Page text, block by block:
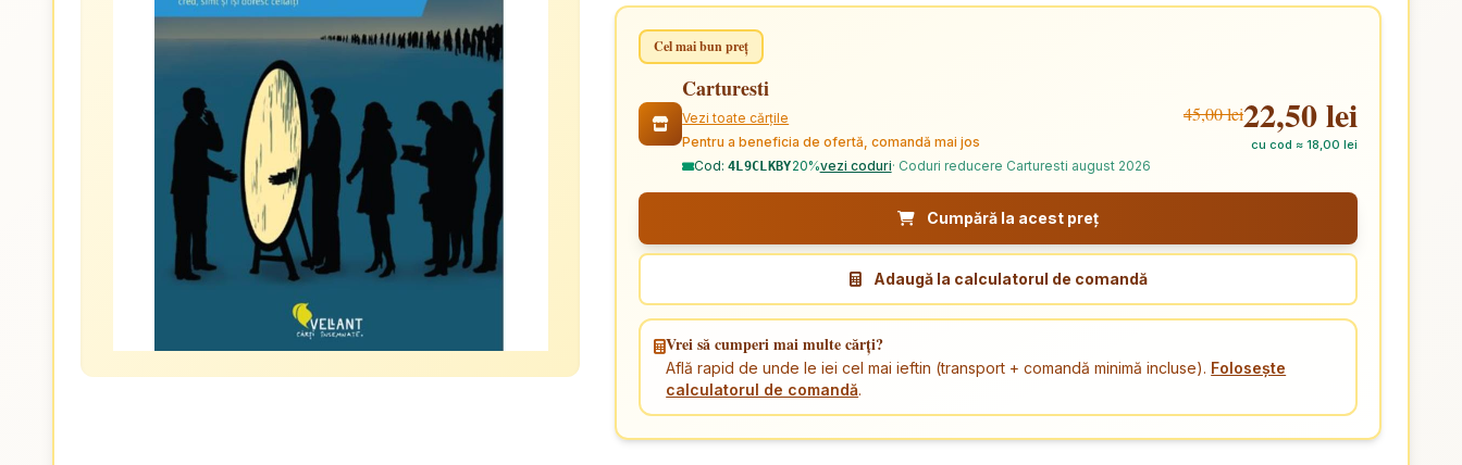
Cel mai bun preț
Carturesti
Vezi toate cărțile
Pentru a beneficia de ofertă, comandă mai jos
Cod:4L9CLKBY20%vezi coduri· Coduri reducere Carturesti august 2026
45,00 lei22,50 lei
cu cod ≈ 18,00 lei
Cumpără la acest preț
Adaugă la calculatorul de comandă
Vrei să cumperi mai multe cărți?
Află rapid de unde le iei cel mai ieftin (transport + comandă minimă incluse). Folosește
calculatorul de comandă.